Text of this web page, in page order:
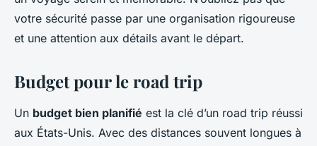
votre sécurité passe par une organisation rigoureuse
et une attention aux détails avant le départ.
Budget pour le road trip
Un budget bien planifié est la clé d’un road trip réussi
aux États-Unis. Avec des distances souvent longues à